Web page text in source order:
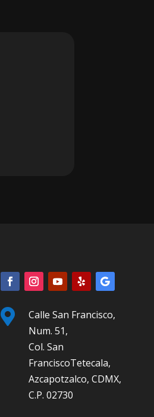

Calle San Francisco,
Num. 51,
Col. San
FranciscoTetecala,
Azcapotzalco, CDMX,
C.P. 02730